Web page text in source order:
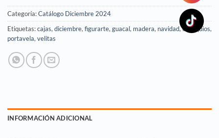
Categoría:Catálogo Diciembre 2024
Etiquetas:cajas, diciembre, figurarte, guacal, madera, navidad,obsequios,
portavela, velitas
INFORMACIÓN ADICIONAL